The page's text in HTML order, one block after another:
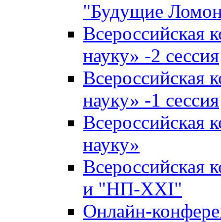
"Будущие
Всероссийская
науку» -2 сессия
Всероссийская
науку» -1 сессия
Всероссийская
науку»
и "НП-XXI"
Онлайн-